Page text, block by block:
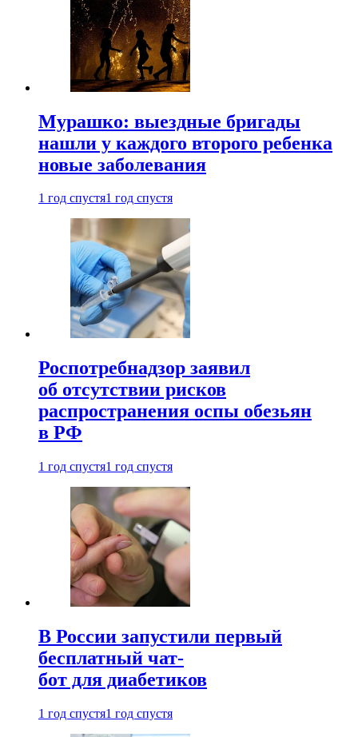
Мурашко: выездные бригады
нашли у каждого второго ребенка
новые заболевания
1 год спустя1 год спустя
Роспотребнадзор заявил
об отсутствии рисков
распространения оспы обезьян
в РФ
1 год спустя1 год спустя
В России запустили первый
бесплатный чат-
бот для диабетиков
1 год спустя1 год спустя